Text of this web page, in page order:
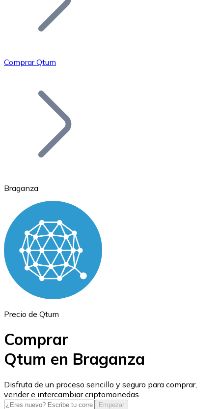
Bitcoin
Ethereum
ETH
USD Coin
USDC
Comprar Qtum
Braganza
Precio de Qtum
Comprar
Qtum en Braganza
Disfruta de un proceso sencillo y seguro para comprar,
vender e intercambiar criptomonedas.
Empezar